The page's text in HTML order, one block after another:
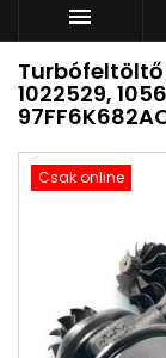

Turbófeltöltő
1022529,
Csak online